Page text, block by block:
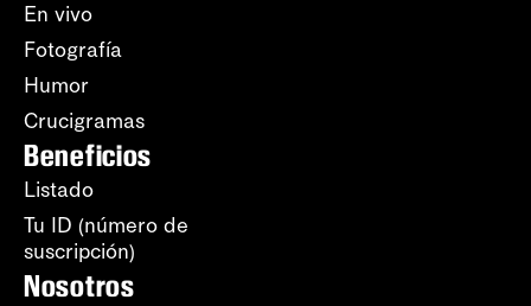
En vivo
Fotografía
Humor
Crucigramas
Beneficios
Listado
Tu ID (número de
suscripción)
Nosotros